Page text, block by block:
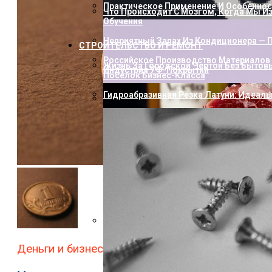
Как Пополнить Стим: Способы,
Практическое Применение И
Насколько Близки Латынь И
Лингвистическое Исследование
Что Происходит С Мозгом, Когда Мы
Обучения
Неприятный Запах Из Кондиционера —
Российское Производство
Индустрия УФ-Покрытий
СТРОИТЕЛЬСТВО И РЕМОНТ
Жизнь За Городской Чертой Без
Посёлок Бизнес-Класса
Гидроабразивная Резка Латуни:
Деньги и бизнес